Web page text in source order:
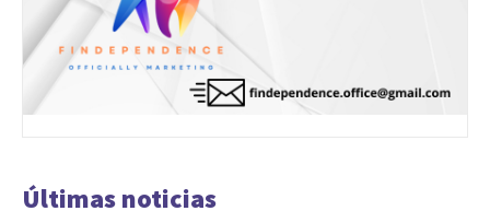
Últimas noticias